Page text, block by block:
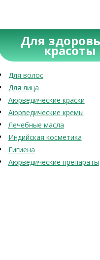
Для
красоты
Для волос
Для лица
Аюрведические краски
Аюрведические кремы
Лечебные масла
Индийская косметика
Гигиена
Аюрведические препараты